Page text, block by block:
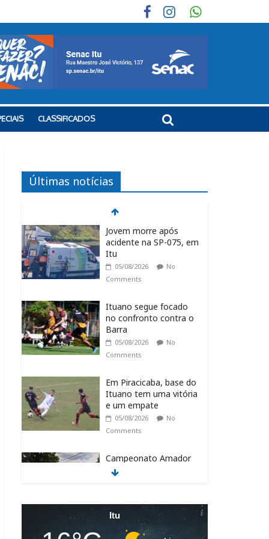
CLASSIFICADOS
Últimas notícias
Jovem morre após
acidente na SP-075, em
Itu
05/08/2026
No
Comments
Ituano segue focado
no confronto contra o
Barra
05/08/2026
No
Comments
Em Piracicaba, base do
Ituano tem uma vitória
e um empate
05/08/2026
No
Comments
Campeonato Amador
Série Ouro tem
Comments
Itu recebe o NPC
Itu